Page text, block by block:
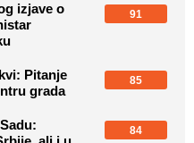
izjave o
91
Pitanje
grada
85
84